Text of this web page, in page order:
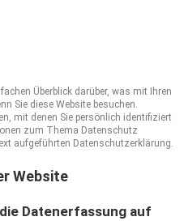
Überblick darüber, was mit Ihren
Sie diese Website besuchen.
mit denen Sie persönlich identifiziert
zum Thema Datenschutz
aufgeführten Datenschutzerklärung.
Website
Datenerfassung auf